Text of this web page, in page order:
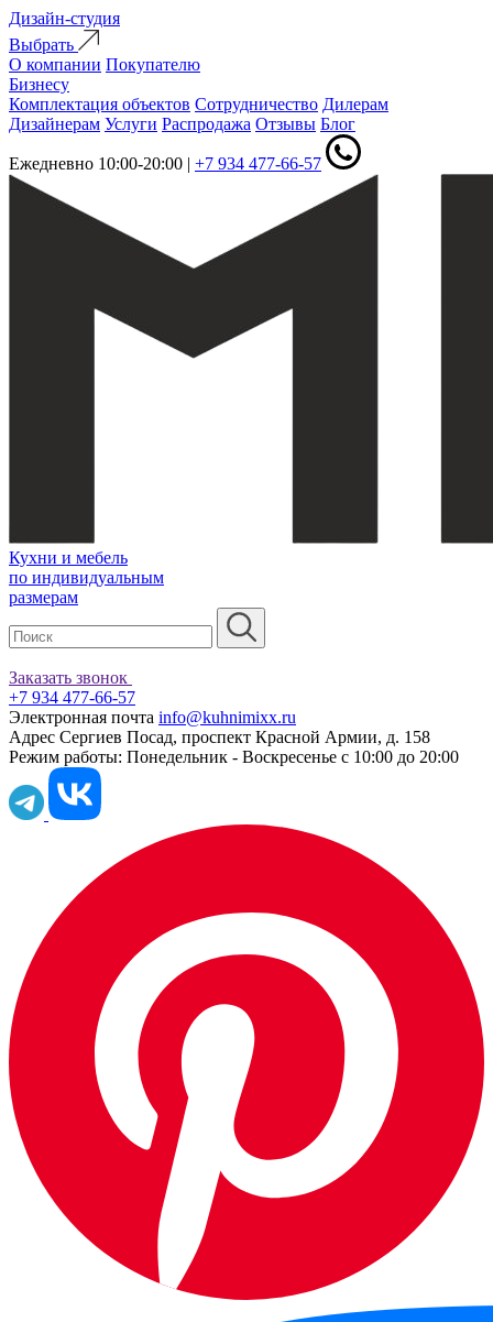
Дизайн-студия
Выбрать
О компании Покупателю
Бизнесу
Комплектация объектов Сотрудничество Дилерам
Дизайнерам Услуги Распродажа Отзывы Блог
Ежедневно 10:00-20:00 | +7 934 477-66-57
Кухни и мебель
по индивидуальным
размерам
Заказать звонок
+7 934 477-66-57
Электронная почта info@kuhnimixx.ru
Адрес Сергиев Посад, проспект Красной Армии, д. 158
Режим работы: Понедельник - Воскресенье с 10:00 до 20:00